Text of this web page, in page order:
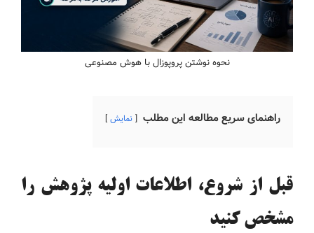
نحوه نوشتن پروپوزال با هوش مصنوعی
راهنمای سریع مطالعه این مطلب نمایش
قبل از شروع، اطلاعات اولیه پژوهش را
مشخص کنید